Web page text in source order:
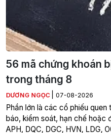
56 mã chứng khoán
trong tháng 8
DƯƠNG NGỌC 07-08-2026
Phần lớn là các cổ phiếu
báo, kiểm soát, hạn chế hoặc
APH, DQC, DGC, HVN, LDG,